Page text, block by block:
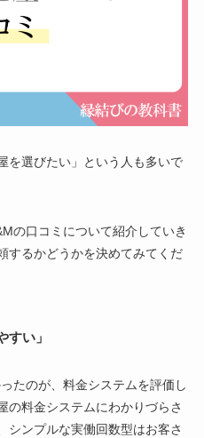
を選びたい」という人も多いで
の口コミについて紹介していき
するかどうかを決めてみてくだ
すい」
たのが、料金システムを評価し
の料金システムにわかりづらさ
シンプルな実働回数型はお客さ